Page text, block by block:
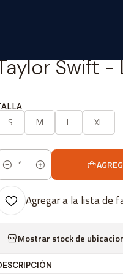
Swift -
S M L XL
Cantidad
Agregar a la lista de
Mostrar stock de